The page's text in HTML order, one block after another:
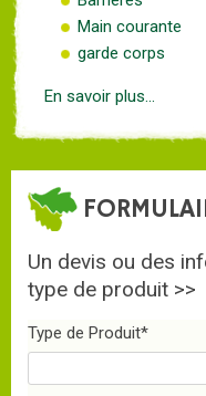
Main courante
garde corps
En savoir plus...
Un devis ou des
type de produit >>
Type de Produit*